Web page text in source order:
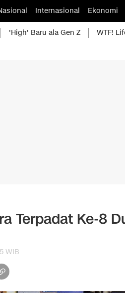
Internasional Ekonomi
'High' Baru ala Gen Z WTF!
Terpadat Ke-8
WIB